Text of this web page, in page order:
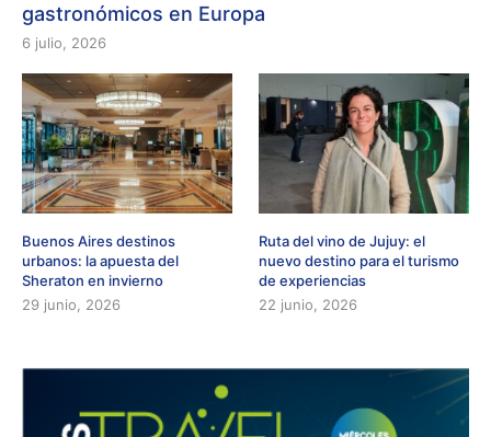
gastronómicos en Europa
6 julio, 2026
Buenos Aires destinos
urbanos: la apuesta del
Sheraton en invierno
29 junio, 2026
Ruta del vino de Jujuy: el
nuevo destino para el turismo
de experiencias
22 junio, 2026